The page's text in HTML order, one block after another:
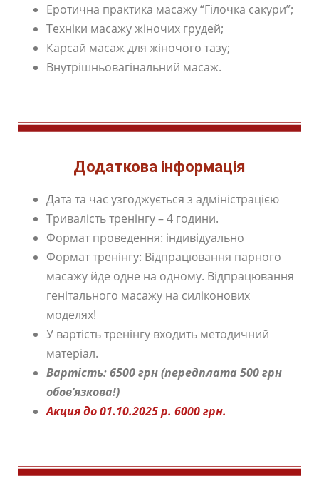
Еротична практика масажу “Гілочка сакури”;
Техніки масажу жіночих грудей;
Карсай масаж для жіночого тазу;
Внутрішньовагінальний масаж.
Додаткова інформація
Дата та час узгоджується з адміністрацією
Тривалість тренінгу – 4 години.
Формат проведення: індивідуально
Формат тренінгу: Відпрацювання парного
масажу йде одне на одному. Відпрацювання
генітального масажу на силіконових
моделях!
У вартість тренінгу входить методичний
матеріал.
Вартість: 6500 грн (передплата 500 грн
обов’язкова!)
Акция до 01.10.2025 р. 6000 грн.